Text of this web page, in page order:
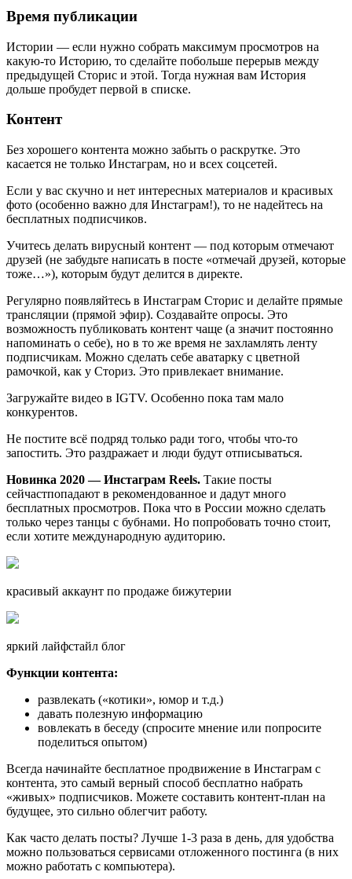
Время публикации
Истории — если нужно собрать максимум просмотров на
какую-то Историю, то сделайте побольше перерыв между
предыдущей Сторис и этой. Тогда нужная вам История
дольше пробудет первой в списке.
Контент
Без хорошего контента можно забыть о раскрутке. Это
касается не только Инстаграм, но и всех соцсетей.
Если у вас скучно и нет интересных материалов и красивых
фото (особенно важно для Инстаграм!), то не надейтесь на
бесплатных подписчиков.
Учитесь делать вирусный контент — под которым отмечают
друзей (не забудьте написать в посте «отмечай друзей, которые
тоже…»), которым будут делится в директе.
Регулярно появляйтесь в Инстаграм Сторис и делайте прямые
трансляции (прямой эфир). Создавайте опросы. Это
возможность публиковать контент чаще (а значит постоянно
напоминать о себе), но в то же время не захламлять ленту
подписчикам. Можно сделать себе аватарку с цветной
рамочкой, как у Сториз. Это привлекает внимание.
Загружайте видео в IGTV. Особенно пока там мало
конкурентов.
Не постите всё подряд только ради того, чтобы что-то
запостить. Это раздражает и люди будут отписываться.
Новинка 2020 — Инстаграм Reels. Такие посты
сейчастпопадают в рекомендованное и дадут много
бесплатных просмотров. Пока что в России можно сделать
только через танцы с бубнами. Но попробовать точно стоит,
если хотите международную аудиторию.
красивый аккаунт по продаже бижутерии
яркий лайфстайл блог
Функции контента:
развлекать («котики», юмор и т.д.)
давать полезную информацию
вовлекать в беседу (спросите мнение или попросите
поделиться опытом)
Всегда начинайте бесплатное продвижение в Инстаграм с
контента, это самый верный способ бесплатно набрать
«живых» подписчиков. Можете составить контент-план на
будущее, это сильно облегчит работу.
Как часто делать посты? Лучше 1-3 раза в день, для удобства
можно пользоваться сервисами отложенного постинга (в них
можно работать с компьютера).